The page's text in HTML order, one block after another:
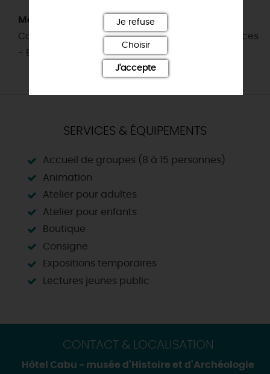
Modes de paiement
Cartes bancaires - Chèques - Chèques Vacances
- Espèces
SERVICES & ÉQUIPEMENTS
Accueil de groupes (8 à 15 personnes)
Animation
Atelier pour adultes
Atelier pour enfants
Boutique
Consigne
Expositions temporaires
Lectures jeunes public
CONTACT & LOCALISATION
Hôtel Cabu - musée d'Histoire et d'Archéologie
Je refuse
Choisir
J'accepte